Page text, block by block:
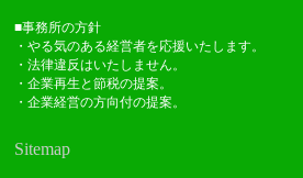
■事務所の方針
・やる気のある経営者を応援いたします。
・法律違反はいたしません。
・企業再生と節税の提案。
・企業経営の方向付の提案。
Sitemap